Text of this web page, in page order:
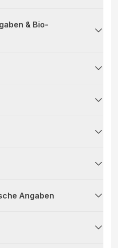
& Bio-
Angaben